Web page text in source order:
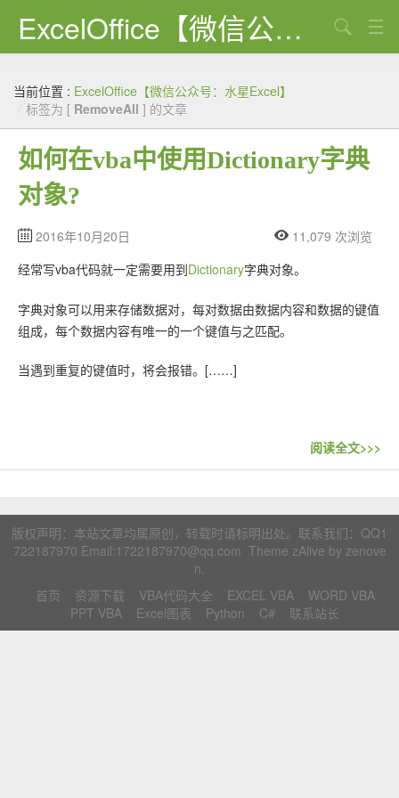
ExcelOffice【微信公众号：水星Excel】
资源下载
VBA代码大全
EXCEL VBA
Python
C#
当前位置 : ExcelOffice【微信公众号：水星Excel】
/ 标签为 [ RemoveAll ] 的文章
如何在vba中使用Dictionary字典
对象?
2016年10月20日
11,079 次浏览
经常写vba代码就一定需要用到Dictionary字典对象。
字典对象可以用来存储数据对，每对数据由数据内容和数据的键值
组成，每个数据内容有唯一的一个键值与之匹配。
当遇到重复的键值时，将会报错。[……]
阅读全文>>>
版权声明：本站文章均属原创，转载时请标明出处。联系我们： QQ1
722187970 Email:1722187970@qq.com Theme zAlive by zenove
n.
首页
资源下载 VBA代码大全 EXCEL VBA
WORD VBA
PPT VBA
Excel图表 Python C# 联系站长